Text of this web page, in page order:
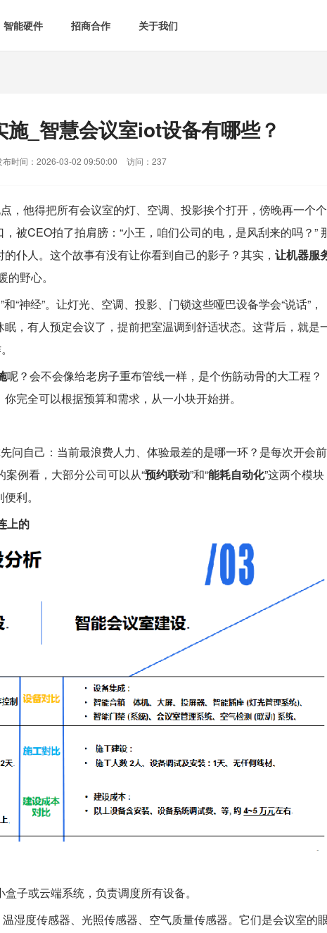
空气监测方案  智慧用电方案
 智慧场景建设
智能硬件
媒体&信息化
[list:subtitle] [list:subtitle]
招商合作 关于我们

_智慧会议室iot设备有哪些？
布时间：2026-03-02 09:50:00 访问：237
，他得把所有会议室的灯、空调、投影挨个打开，傍晚再一个个
被CEO拍了拍肩膀：“小王，咱们公司的电，是风刮来的吗？”
仆人。这个故事有没有让你看到自己的影子？其实， 让机器服
的野心。
“神经”。让灯光、空调、投影、门锁这些哑巴设备学会“说话”，
，有人预定会议了，提前把室温调到舒适状态。这背后，就是
呢？会不会像给老房子重布管线一样，是个伤筋动骨的大工程？
你完全可以根据预算和需求，从一小块开始拼。
问自己：当前最浪费人力、体验最差的是哪一环？是每次开会前
例看，大部分公司可以从“预约联动”和“能耗自动化”这两个模块
利。
上的
子或云端系统，负责调度所有设备。
湿度传感器、光照传感器、空气质量传感器。它们是会议室的